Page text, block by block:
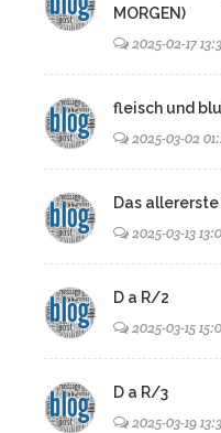
MORGEN)
2025-02-17
fleisch und
2025-03-02
Das
2025-03-13
D a R/2
2025-03-15
D a R/3
2025-03-19